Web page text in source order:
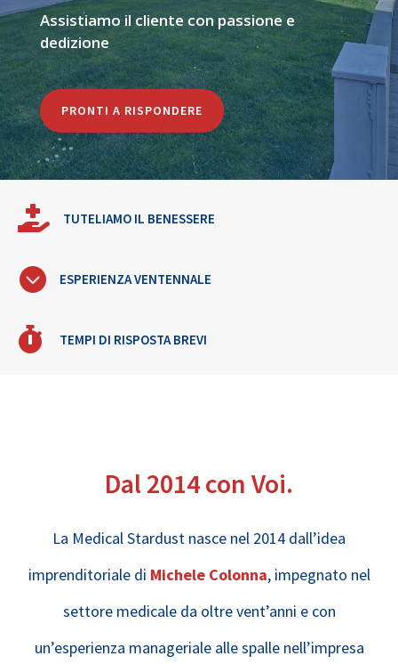
Assistiamo il cliente con passione e
dedizione
PRONTI A RISPONDERE
 TUTELIAMO IL BENESSERE
 ESPERIENZA VENTENNALE
 TEMPI DI RISPOSTA BREVI
Dal 2014 con Voi.
La Medical Stardust nasce nel 2014 dall’idea
imprenditoriale di Michele Colonna, impegnato nel
settore medicale da oltre vent’anni e con
un’esperienza manageriale alle spalle nell’impresa